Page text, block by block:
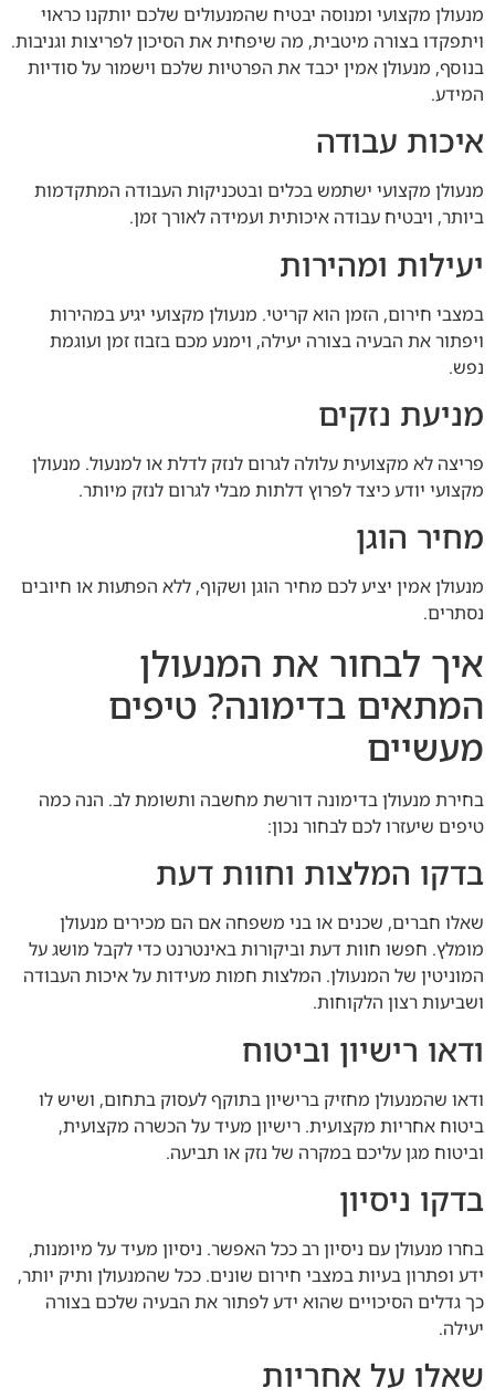
מנעולן מקצועי ומנוסה יבטיח שהמנעולים שלכם יותקנו כראוי
ויתפקדו בצורה מיטבית, מה שיפחית את הסיכון לפריצות וגניבות.
בנוסף, מנעולן אמין יכבד את הפרטיות שלכם וישמור על סודיות
המידע.
איכות עבודה
מנעולן מקצועי ישתמש בכלים ובטכניקות העבודה המתקדמות
ביותר, ויבטיח עבודה איכותית ועמידה לאורך זמן.
יעילות ומהירות
במצבי חירום, הזמן הוא קריטי. מנעולן מקצועי יגיע במהירות
ויפתור את הבעיה בצורה יעילה, וימנע מכם בזבוז זמן ועוגמת
נפש.
מניעת נזקים
פריצה לא מקצועית עלולה לגרום לנזק לדלת או למנעול. מנעולן
מקצועי יודע כיצד לפרוץ דלתות מבלי לגרום לנזק מיותר.
מחיר הוגן
מנעולן אמין יציע לכם מחיר הוגן ושקוף, ללא הפתעות או חיובים
נסתרים.
איך לבחור את המנעולן
המתאים בדימונה? טיפים
מעשיים
בחירת מנעולן בדימונה דורשת מחשבה ותשומת לב. הנה כמה
טיפים שיעזרו לכם לבחור נכון:
בדקו המלצות וחוות דעת
שאלו חברים, שכנים או בני משפחה אם הם מכירים מנעולן
מומלץ. חפשו חוות דעת וביקורות באינטרנט כדי לקבל מושג על
המוניטין של המנעולן. המלצות חמות מעידות על איכות העבודה
ושביעות רצון הלקוחות.
ודאו רישיון וביטוח
ודאו שהמנעולן מחזיק ברישיון בתוקף לעסוק בתחום, ושיש לו
ביטוח אחריות מקצועית. רישיון מעיד על הכשרה מקצועית,
וביטוח מגן עליכם במקרה של נזק או תביעה.
בדקו ניסיון
בחרו מנעולן עם ניסיון רב ככל האפשר. ניסיון מעיד על מיומנות,
ידע ופתרון בעיות במצבי חירום שונים. ככל שהמנעולן ותיק יותר,
כך גדלים הסיכויים שהוא ידע לפתור את הבעיה שלכם בצורה
יעילה.
שאלו על אחריות